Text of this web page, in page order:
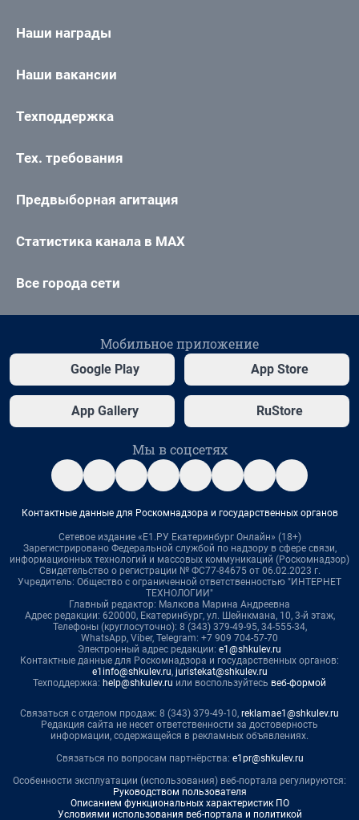
Наши награды
Наши вакансии
Техподдержка
Тех. требования
Предвыборная агитация
Статистика канала в MAX
Все города сети
Мобильное приложение
Google Play App Store
App Gallery RuStore
Мы в соцсетях
Контактные данные для Роскомнадзора и государственных органов
Сетевое издание «Е1.РУ Екатеринбург Онлайн» (18+)
Зарегистрировано Федеральной службой по надзору в сфере связи,
информационных технологий и массовых коммуникаций (Роскомнадзор)
Свидетельство о регистрации № ФС77-84675 от 06.02.2023 г.
Учредитель: Общество с ограниченной ответственностью "ИНТЕРНЕТ
ТЕХНОЛОГИИ"
Главный редактор: Малкова Марина Андреевна
Адрес редакции: 620000, Екатеринбург, ул. Шейнкмана, 10, 3-й этаж,
Телефоны (круглосуточно): 8 (343) 379-49-95, 34-555-34,
WhatsApp, Viber, Telegram: +7 909 704-57-70
Электронный адрес редакции: e1@shkulev.ru
Контактные данные для Роскомнадзора и государственных органов:
e1info@shkulev.ru, juristekat@shkulev.ru
Техподдержка: help@shkulev.ru или воспользуйтесь веб-формой
Связаться с отделом продаж: 8 (343) 379-49-10, reklamae1@shkulev.ru
Редакция сайта не несет ответственности за достоверность
информации, содержащейся в рекламных объявлениях.
Связаться по вопросам партнёрства: e1pr@shkulev.ru
Особенности эксплуатации (использования) веб-портала регулируются:
Руководством пользователя
Описанием функциональных характеристик ПО
Условиями использования веб-портала и политикой